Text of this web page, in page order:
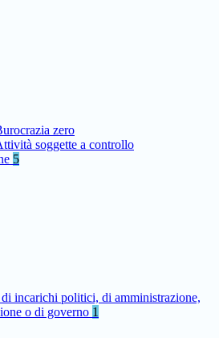
zero
soggette a controllo
5
incarichi politici, di amministrazione,
o di governo 1